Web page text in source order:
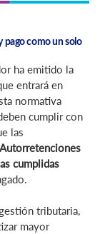
pago como un solo
ha emitido la
entrará en
normativa
cumplir con
las
cumplidas
tributaria,
mayor